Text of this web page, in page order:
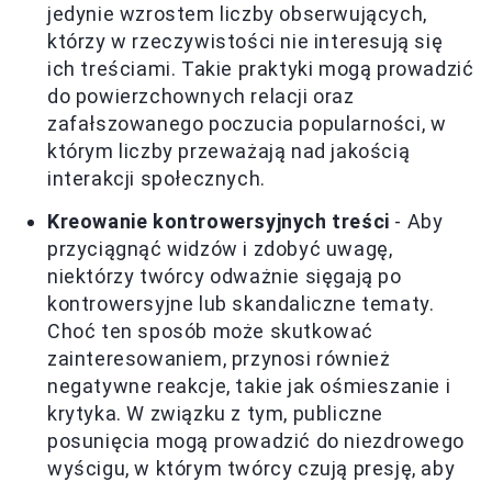
jedynie wzrostem liczby obserwujących,
którzy w rzeczywistości nie interesują się
ich treściami. Takie praktyki mogą prowadzić
do powierzchownych relacji oraz
zafałszowanego poczucia popularności, w
którym liczby przeważają nad jakością
interakcji społecznych.
Kreowanie kontrowersyjnych treści - Aby
przyciągnąć widzów i zdobyć uwagę,
niektórzy twórcy odważnie sięgają po
kontrowersyjne lub skandaliczne tematy.
Choć ten sposób może skutkować
zainteresowaniem, przynosi również
negatywne reakcje, takie jak ośmieszanie i
krytyka. W związku z tym, publiczne
posunięcia mogą prowadzić do niezdrowego
wyścigu, w którym twórcy czują presję, aby